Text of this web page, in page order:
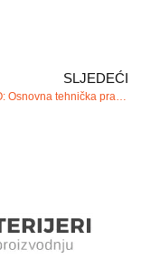
SLJEDEĆI